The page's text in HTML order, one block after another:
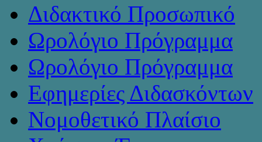
Διδακτικό Προσωπικό
Ωρολόγιο Πρόγραμμα
Ωρολόγιο Πρόγραμμα
Εφημερίες Διδασκόντων
Νομοθετικό Πλαίσιο